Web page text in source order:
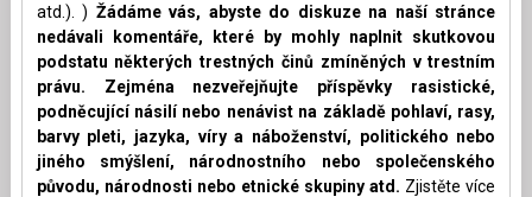
atd.). ) Žádáme vás, abyste do diskuze na naší stránce
nedávali komentáře, které by mohly naplnit skutkovou
podstatu některých trestných činů zmíněných v trestním
právu. Zejména nezveřejňujte příspěvky rasistické,
podněcující násilí nebo nenávist na základě pohlaví, rasy,
barvy pleti, jazyka, víry a náboženství, politického nebo
jiného smýšlení, národnostního nebo společenského
původu, národnosti nebo etnické skupiny atd. Zjistěte více